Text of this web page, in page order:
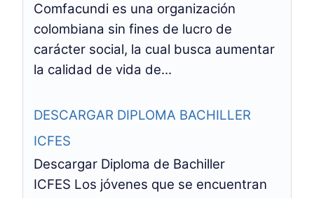
Comfacundi es una organización
colombiana sin fines de lucro de
carácter social, la cual busca aumentar
la calidad de vida de...
DESCARGAR DIPLOMA BACHILLER
ICFES
Descargar Diploma de Bachiller
ICFES Los jóvenes que se encuentran